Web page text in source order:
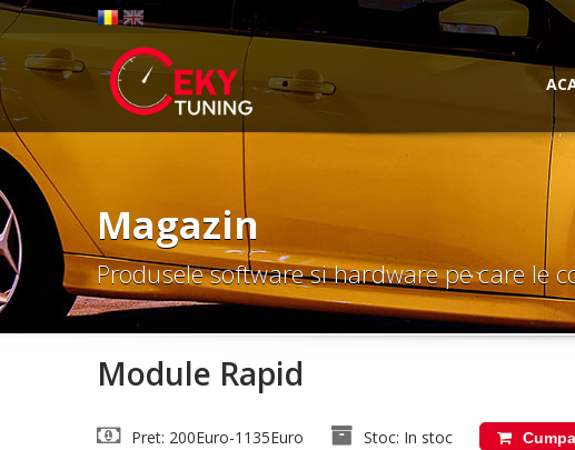
Magazin
Produsele software si hardware pe care le
Module Rapid
Pret: 200Euro-1135Euro Stoc: In stoc